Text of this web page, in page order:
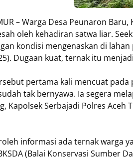
– Warga Desa Peunaron
oleh kehadiran satwa liar.
kondisi mengenaskan di lahan
Dugaan kuat, ternak itu
pertama kali mencuat pada
tak bernyawa. Ia segera
Kapolsek Serbajadi Polres Aceh
informasi ada ternak warga
(Balai Konservasi Sumber